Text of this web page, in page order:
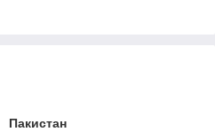
Пакистан